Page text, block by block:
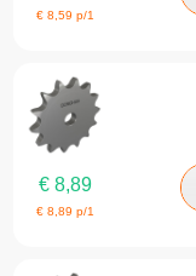
€8,59 p/1
€ 8,89
€8,89 p/1